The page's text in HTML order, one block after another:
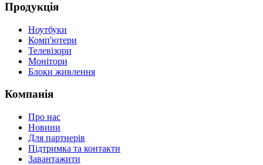
Продукція
Ноутбуки
Комп'ютери
Телевізори
Монітори
Блоки живлення
Компанія
Про нас
Новини
Для партнерів
Підтримка та контакти
Завантажити